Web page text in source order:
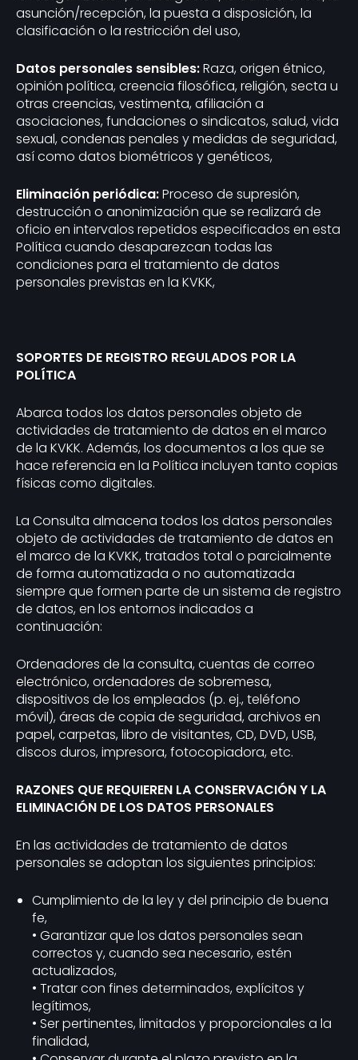
asunción/recepción, la puesta a disposición, la
clasificación o la restricción del uso,
Datos personales sensibles:Raza, origen étnico,
opinión política, creencia filosófica, religión, secta u
otras creencias, vestimenta, afiliación a
asociaciones, fundaciones o sindicatos, salud, vida
sexual, condenas penales y medidas de seguridad,
así como datos biométricos y genéticos,
Eliminación periódica:Proceso de supresión,
destrucción o anonimización que se realizará de
oficio en intervalos repetidos especificados en esta
Política cuando desaparezcan todas las
condiciones para el tratamiento de datos
personales previstas en la KVKK,
SOPORTES DE REGISTRO REGULADOS POR LA
POLÍTICA
Abarca todos los datos personales objeto de
actividades de tratamiento de datos en el marco
de la KVKK. Además, los documentos a los que se
hace referencia en la Política incluyen tanto copias
físicas como digitales.
La Consulta almacena todos los datos personales
objeto de actividades de tratamiento de datos en
el marco de la KVKK, tratados total o parcialmente
de forma automatizada o no automatizada
siempre que formen parte de un sistema de registro
de datos, en los entornos indicados a
continuación:
Ordenadores de la consulta, cuentas de correo
electrónico, ordenadores de sobremesa,
dispositivos de los empleados (p. ej., teléfono
móvil), áreas de copia de seguridad, archivos en
papel, carpetas, libro de visitantes, CD, DVD, USB,
discos duros, impresora, fotocopiadora, etc.
RAZONES QUE REQUIEREN LA CONSERVACIÓN Y LA
ELIMINACIÓN DE LOS DATOS PERSONALES
En las actividades de tratamiento de datos
personales se adoptan los siguientes principios:
Cumplimiento de la ley y del principio de buena
fe,
• Garantizar que los datos personales sean
correctos y, cuando sea necesario, estén
actualizados,
• Tratar con fines determinados, explícitos y
legítimos,
• Ser pertinentes, limitados y proporcionales a la
finalidad,